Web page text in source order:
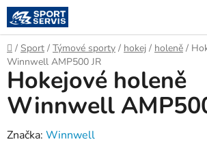
Přejít
na
obsah
Domů
/ Sport / Týmové sporty / hokej / holeně /
Winnwell AMP500 JR
Hokejové holeně
Winnwell
Značka: Winnwell